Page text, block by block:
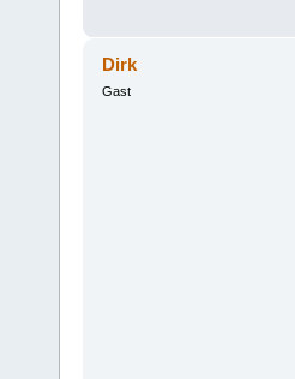
Dirk
Gast